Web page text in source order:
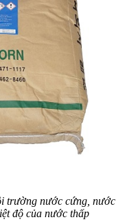
trường nước cứng, nước
độ của nước thấp